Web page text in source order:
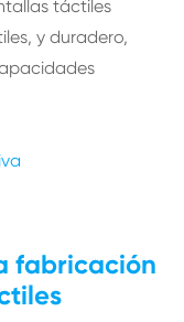
táctiles
y duradero,
fabricación